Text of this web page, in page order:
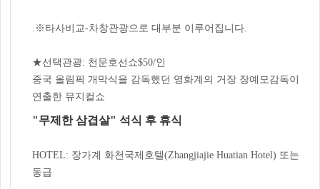
.※타사비교-차창관광으로 대부분 이루어집니다.
★선택관광: 천문호선쇼$50/인
중국 올림픽 개막식을 감독했던 영화계의 거장 장예모감독이
연출한 뮤지컬쇼
"무제한 삼겹살" 석식 후 휴식
HOTEL: 장가계 화천국제호텔(Zhangjiajie Huatian Hotel) 또는
동급